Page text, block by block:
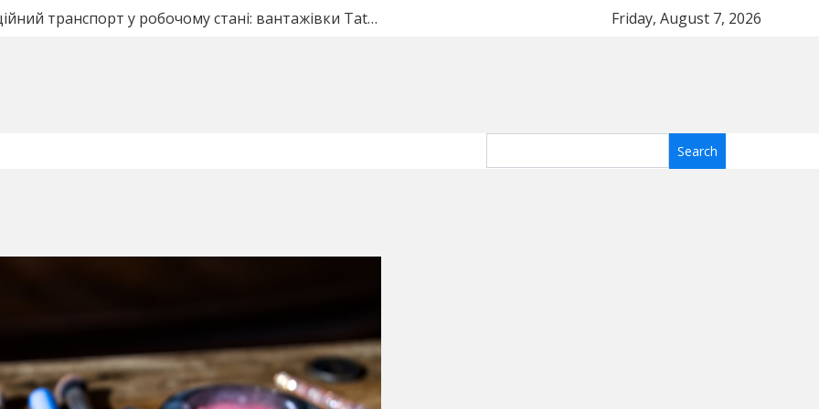
ворота под ключ в Полтаве: что входит в стоимость Топ-5 тканей для летнего платья: какие
Friday, August 7, 2026